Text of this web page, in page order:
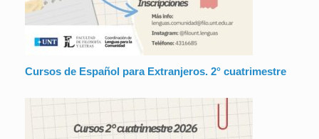
Cursos de Español para Extranjeros. 2° cuatrimestre